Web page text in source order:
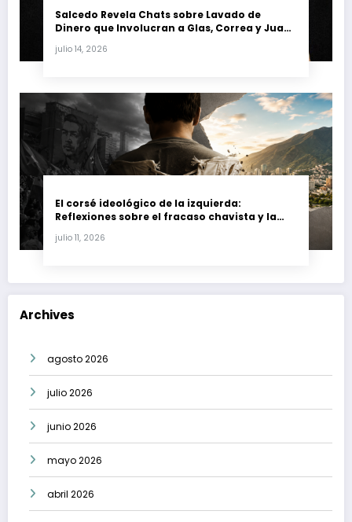
Salcedo Revela Chats sobre Lavado de
Dinero que Involucran a Glas, Correa y Juan
julio 14, 2026
El corsé ideológico de la izquierda:
Reflexiones sobre el fracaso chavista y la
julio 11, 2026
Archives
agosto 2026
julio 2026
junio 2026
mayo 2026
abril 2026